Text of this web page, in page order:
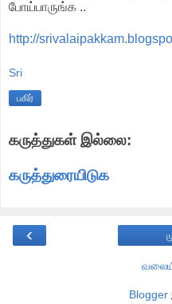
போய்பாருங்க ..
http://
Sri
பகிர்
கருத்துகள் இல்லை:
கருத்துரையிடுக
‹
Blogger